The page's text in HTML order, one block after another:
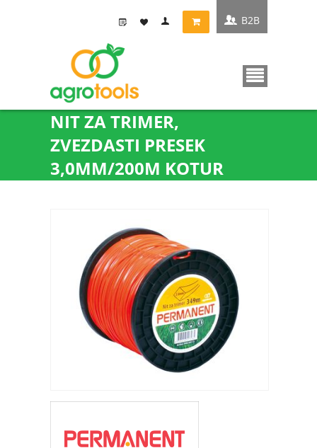
NIT ZA TRIMER,
ZVEZDASTI PRESEK
3,0MM/200M KOTUR
B2B